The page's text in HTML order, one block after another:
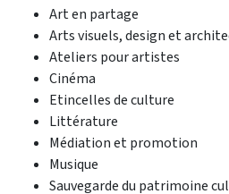
Art en partage
Arts visuels, design et
Ateliers pour artistes
Cinéma
Etincelles de culture
Littérature
Médiation et promotion
Musique
Sauvegarde du patrimoine